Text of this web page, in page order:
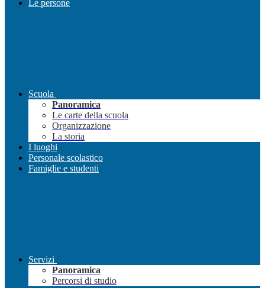
Le persone
Scuola
Panoramica
Le carte della scuola
Organizzazione
La storia
I luoghi
Personale scolastico
Famiglie e studenti
Servizi
Panoramica
Percorsi di studio